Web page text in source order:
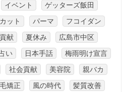
イベント
ゲッターズ飯田
ット パーマ
フコイダン
献 夏休み
広島市中区
い 日本手話
梅雨明け宣言
社会貢献 美容院
親バカ
矯正 風の時代 髪質改善